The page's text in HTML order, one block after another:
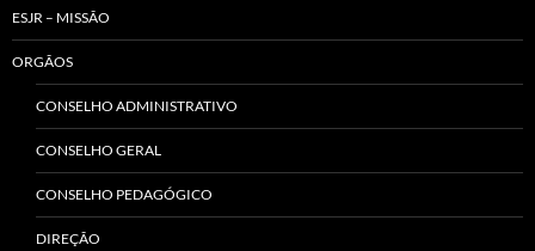
ESJR – MISSÃO
ORGÃOS
CONSELHO ADMINISTRATIVO
CONSELHO GERAL
CONSELHO PEDAGÓGICO
DIREÇÃO